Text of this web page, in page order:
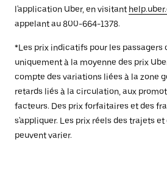
l'application Uber, en visitant
appelant au 800-664-1378.
*Les prix indicatifs pour les passagers
uniquement à la moyenne des prix
compte des variations liées à la zone
retards liés à la circulation, aux
facteurs. Des prix forfaitaires et des
s'appliquer. Les prix réels des trajets
peuvent varier.